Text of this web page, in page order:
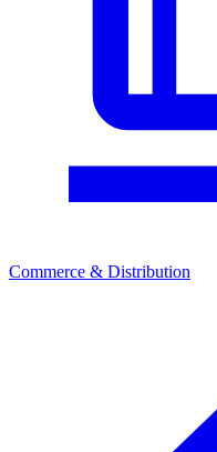
Commerce & Distribution